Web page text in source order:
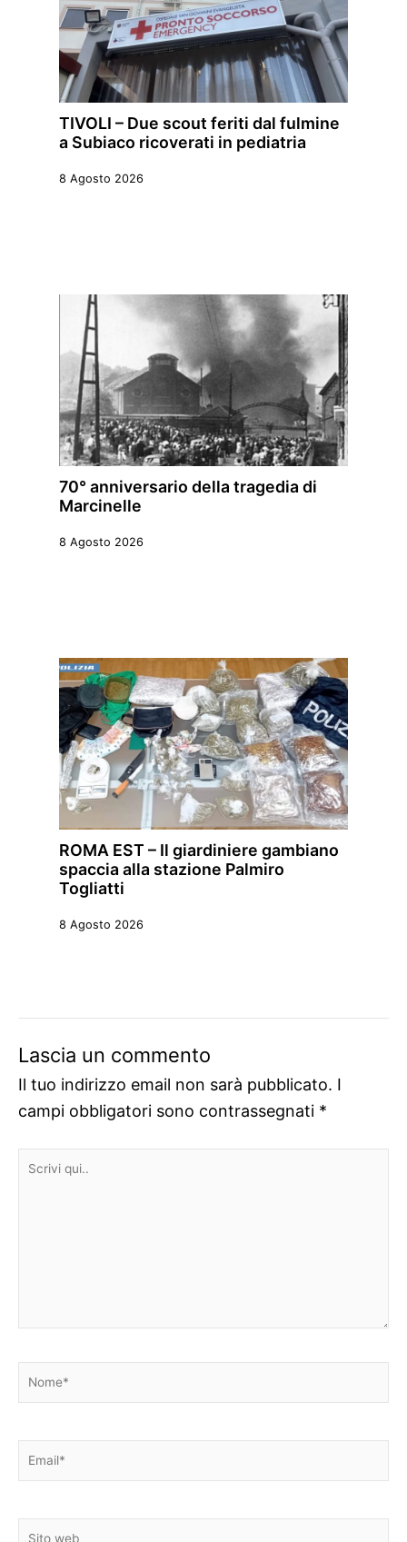
TIVOLI – Due scout feriti dal fulmine
a Subiaco ricoverati in pediatria
8 Agosto 2026
70° anniversario della tragedia di
Marcinelle
8 Agosto 2026
ROMA EST – Il giardiniere gambiano
spaccia alla stazione Palmiro
Togliatti
8 Agosto 2026
Lascia un commento
Il tuo indirizzo email non sarà pubblicato. I
campi obbligatori sono contrassegnati *
Scrivi
Nome*
Email*
Sito